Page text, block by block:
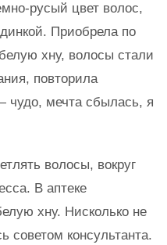
русый цвет волос,
Приобрела по
хну, волосы стали
повторила
чудо, мечта сбылась, я
волосы, вокруг
В аптеке
хну. Нисколько не
советом консультанта.